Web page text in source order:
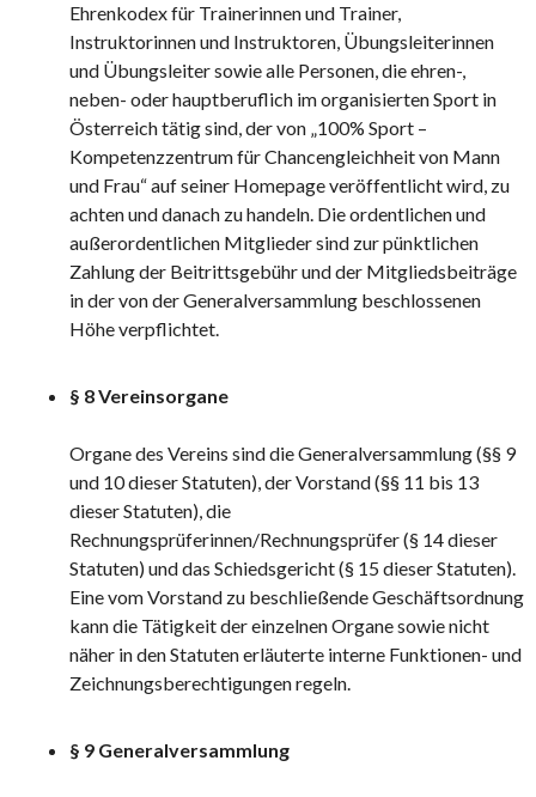
Ehrenkodex für Trainerinnen und Trainer,
Instruktorinnen und Instruktoren, Übungsleiterinnen
und Übungsleiter sowie alle Personen, die ehren-,
neben- oder hauptberuflich im organisierten Sport in
Österreich tätig sind, der von „100% Sport –
Kompetenzzentrum für Chancengleichheit von Mann
und Frau“ auf seiner Homepage veröffentlicht wird, zu
achten und danach zu handeln. Die ordentlichen und
außerordentlichen Mitglieder sind zur pünktlichen
Zahlung der Beitrittsgebühr und der Mitgliedsbeiträge
in der von der Generalversammlung beschlossenen
Höhe verpflichtet.
§ 8 Vereinsorgane
Organe des Vereins sind die Generalversammlung (§§ 9
und 10 dieser Statuten), der Vorstand (§§ 11 bis 13
dieser Statuten), die
Rechnungsprüferinnen/Rechnungsprüfer (§ 14 dieser
Statuten) und das Schiedsgericht (§ 15 dieser Statuten).
Eine vom Vorstand zu beschließende Geschäftsordnung
kann die Tätigkeit der einzelnen Organe sowie nicht
näher in den Statuten erläuterte interne Funktionen- und
Zeichnungsberechtigungen regeln.
§ 9 Generalversammlung